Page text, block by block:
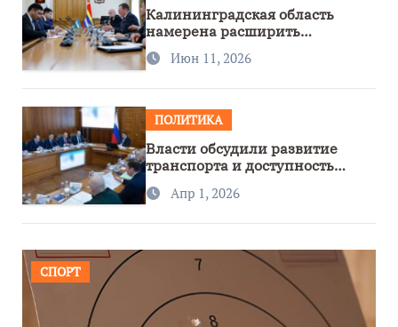
Калининградская область
намерена расширить
сотрудничество с Узбекистаном
Июн 11, 2026
ПОЛИТИКА
Власти обсудили развитие
транспорта и доступность
региона
Апр 1, 2026
СПОРТ